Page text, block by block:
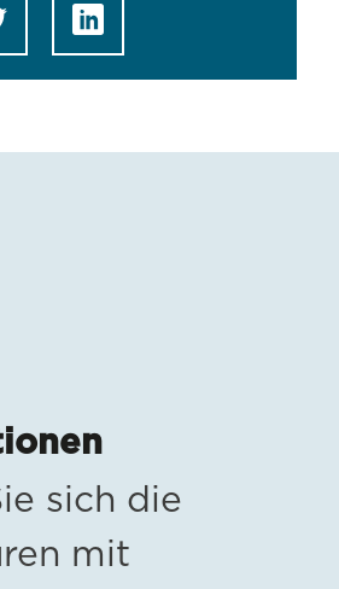
sich die
mit